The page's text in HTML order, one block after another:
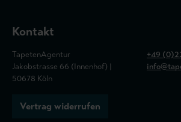
Kontakt
TapetenAgentur
Jakobstrasse 66 (Innenhof) |
50678 Köln
+49
Vertrag widerrufen